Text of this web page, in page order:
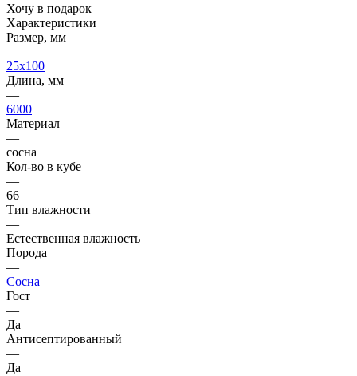
Хочу в подарок
Характеристики
Размер, мм
—
25x100
Длина, мм
—
6000
Материал
—
сосна
Кол-во в кубе
—
66
Тип влажности
—
Естественная влажность
Порода
—
Сосна
Гост
—
Да
Антисептированный
—
Да